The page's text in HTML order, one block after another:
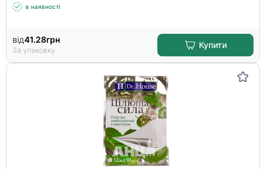
в наявності
від41.28грн
За упаковку
Купити